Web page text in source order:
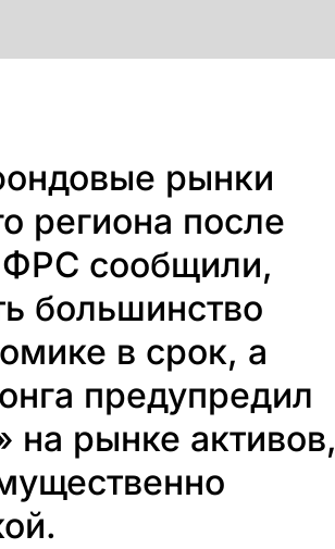
рынки
региона после
ФРС сообщили,
большинство
в срок, а
предупредил
на рынке активов,